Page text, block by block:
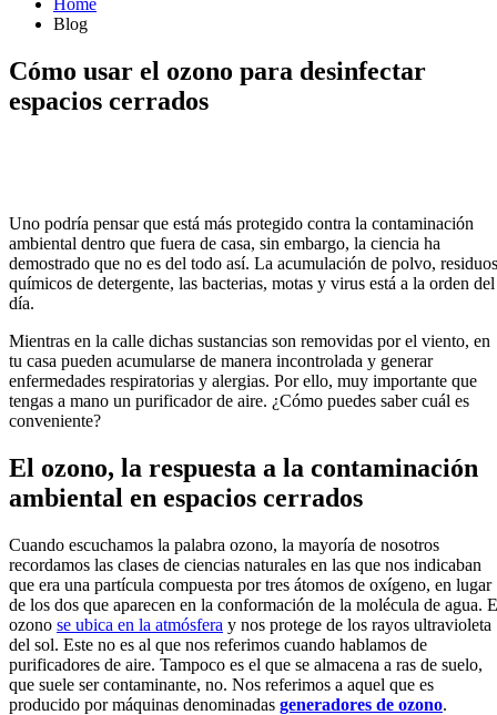
Blog
Cómo usar el ozono para desinfectar
espacios cerrados
Uno podría pensar que está más protegido contra la contaminación
ambiental dentro que fuera de casa, sin embargo, la ciencia ha
demostrado que no es del todo así. La acumulación de polvo, residuos
químicos de detergente, las bacterias, motas y virus está a la orden del
día.
Mientras en la calle dichas sustancias son removidas por el viento, en
tu casa pueden acumularse de manera incontrolada y generar
enfermedades respiratorias y alergias. Por ello, muy importante que
tengas a mano un purificador de aire. ¿Cómo puedes saber cuál es
conveniente?
El ozono, la respuesta a la contaminación
ambiental en espacios cerrados
Cuando escuchamos la palabra ozono, la mayoría de nosotros
recordamos las clases de ciencias naturales en las que nos indicaban
que era una partícula compuesta por tres átomos de oxígeno, en lugar
de los dos que aparecen en la conformación de la molécula de agua.
ozono se ubica en la atmósfera y nos protege de los rayos ultravioleta
del sol. Este no es al que nos referimos cuando hablamos de
purificadores de aire. Tampoco es el que se almacena a ras de suelo,
que suele ser contaminante, no. Nos referimos a aquel que es
producido por máquinas denominadas generadores de ozono.